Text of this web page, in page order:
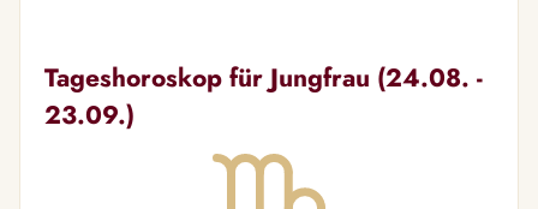
Tageshoroskop für Jungfrau (24.08. -
23.09.)